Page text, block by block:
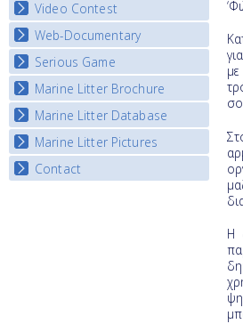
Best Practice Guide
Map Overview
Listview
Video Contest
National Video Contests
Web-Documentary
Watch Troubled Waters
Serious Game
Start the game
Marine Litter Brochure
Marine Litter Database
Marine Litter Pictures
Contact
Η